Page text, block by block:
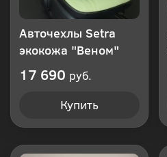
Авточехлы Setra
экокожа "Веном"
17 690 руб.
Купить